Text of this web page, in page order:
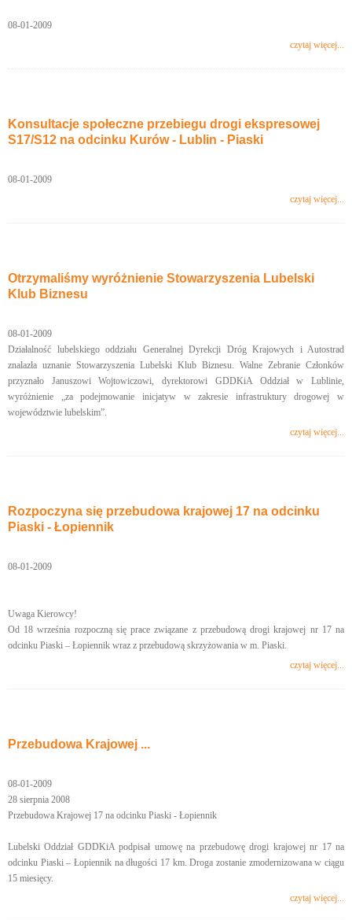
08-01-2009
czytaj więcej...
Konsultacje społeczne przebiegu drogi ekspresowej
S17/S12 na odcinku Kurów - Lublin - Piaski
08-01-2009
czytaj więcej...
Otrzymaliśmy wyróżnienie Stowarzyszenia Lubelski
Klub Biznesu
08-01-2009
Działalność lubelskiego oddziału Generalnej Dyrekcji Dróg Krajowych i Autostrad
znalazła uznanie Stowarzyszenia Lubelski Klub Biznesu. Walne Zebranie Członków
przyznało Januszowi Wojtowiczowi, dyrektorowi GDDKiA Oddział w Lublinie,
wyróżnienie „za podejmowanie inicjatyw w zakresie infrastruktury drogowej w
województwie lubelskim”.
czytaj więcej...
Rozpoczyna się przebudowa krajowej 17 na odcinku
Piaski - Łopiennik
08-01-2009
Uwaga Kierowcy!
Od 18 września rozpoczną się prace związane z przebudową drogi krajowej nr 17 na
odcinku Piaski – Łopiennik wraz z przebudową skrzyżowania w m. Piaski.
czytaj więcej...
Przebudowa Krajowej ...
08-01-2009
28 sierpnia 2008
Przebudowa Krajowej 17 na odcinku Piaski - Łopiennik
Lubelski Oddział GDDKiA podpisał umowę na przebudowę drogi krajowej nr 17 na
odcinku Piaski – Łopiennik na długości 17 km. Droga zostanie zmodernizowana w ciągu
15 miesięcy.
czytaj więcej...